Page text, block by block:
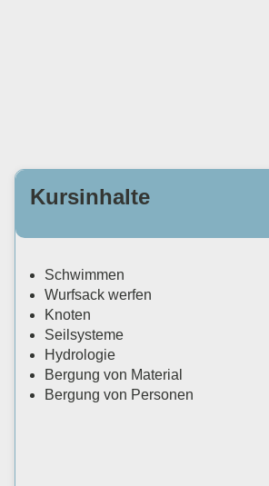
Kursinhalte
Schwimmen
Wurfsack werfen
Knoten
Seilsysteme
Hydrologie
Bergung von Material
Bergung von Personen